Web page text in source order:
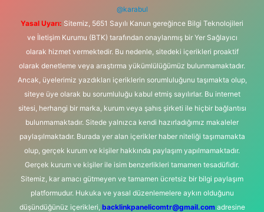
@karabul
Yasal Uyarı: Sitemiz, 5651 Sayılı Kanun gereğince Bilgi Teknolojileri
ve İletişim Kurumu (BTK) tarafından onaylanmış bir Yer Sağlayıcı
olarak hizmet vermektedir. Bu nedenle, sitedeki içerikleri proaktif
olarak denetleme veya araştırma yükümlülüğümüz bulunmamaktadır.
Ancak, üyelerimiz yazdıkları içeriklerin sorumluluğunu taşımakta olup,
siteye üye olarak bu sorumluluğu kabul etmiş sayılırlar. Bu internet
sitesi, herhangi bir marka, kurum veya şahıs şirketi ile hiçbir bağlantısı
bulunmamaktadır. Sitede yalnızca kendi hazırladığımız makaleler
paylaşılmaktadır. Burada yer alan içerikler haber niteliği taşımamakta
olup, gerçek kurum ve kişiler hakkında paylaşım yapılmamaktadır.
Gerçek kurum ve kişiler ile isim benzerlikleri tamamen tesadüfidir.
Sitemiz, kar amacı gütmeyen ve tamamen ücretsiz bir bilgi paylaşım
platformudur. Hukuka ve yasal düzenlemelere aykırı olduğunu
düşündüğünüz içerikleri, backlinkpanelicomtr@gmail.comadresine